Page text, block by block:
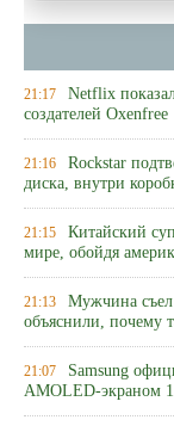
21:17 Netflix
создателей Oxenfree
21:16 Rockstar
диска, внутри
21:15 Китайский
мире, обойдя
21:13 Мужчина съел
объяснили, почему
21:07 Samsung
AMOLED-экраном